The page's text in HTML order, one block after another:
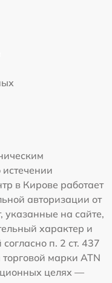
в Кирове работает
авторизации от
указанные на сайте,
характер и
п. 2 ст. 437
марки ATN
целях —